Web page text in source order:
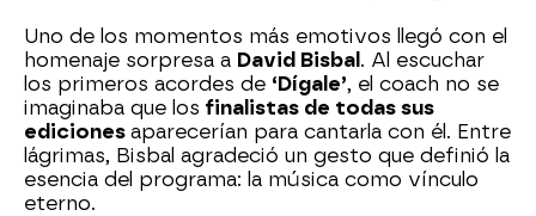
Uno de los momentos más emotivos llegó con el
homenaje sorpresa a David Bisbal . Al escuchar
los primeros acordes de ‘Dígale’, el coach no se
imaginaba que los finalistas de todas sus
ediciones aparecerían para cantarla con él. Entre
lágrimas, Bisbal agradeció un gesto que definió la
esencia del programa: la música como vínculo
eterno.